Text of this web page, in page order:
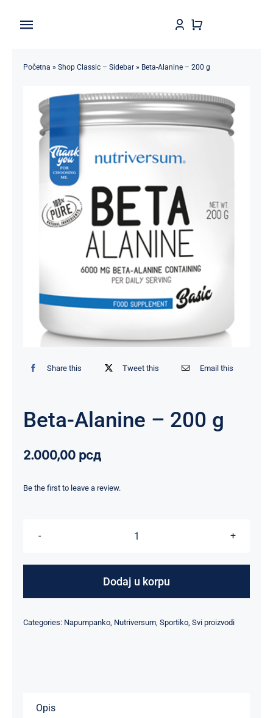
Toggle
Home
Brendovi
Štedljivko POPUSTI 5-50%
Početna » Shop Classic – Sidebar» Beta-Alanine – 200 g
Share this Tweet this Email this
Beta-Alanine – 200 g
2.000,00 рсд
Be the first to leave a review.
Beta-
-
količina
Dodaj u korpu
Categories: Napumpanko, Nutriversum, Sportiko, Svi proizvodi
Opis